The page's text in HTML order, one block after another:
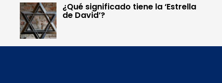
¿Qué significado tiene la ‘Estrella
de David’?